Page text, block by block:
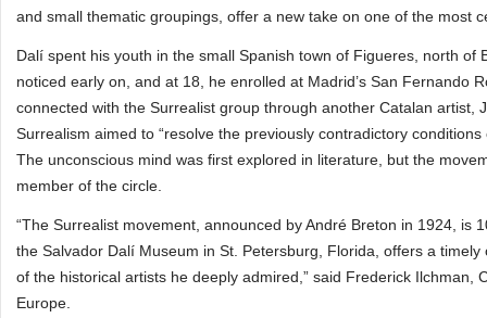
and small thematic groupings, offer a new take on one of the most
Dalí spent his youth in the small Spanish town of Figueres, north
noticed early on, and at 18, he enrolled at Madrid’s San Fernando
connected with the Surrealist group through another Catalan artist,
Surrealism aimed to “resolve the previously contradictory
The unconscious mind was first explored in literature, but the
member of the circle.
“The Surrealist movement, announced by André Breton in 1924, is
the Salvador Dalí Museum in St. Petersburg, Florida, offers a
of the historical artists he deeply admired,” said Frederick Ilchman,
Europe.